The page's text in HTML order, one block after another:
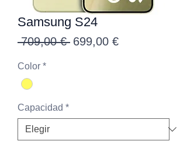
Samsung S24
709,00 € Precio
699,00 €Precio
Color *
Capacidad *